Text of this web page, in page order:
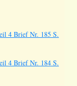
4 Brief Nr. 185 S.
4 Brief Nr. 184 S.